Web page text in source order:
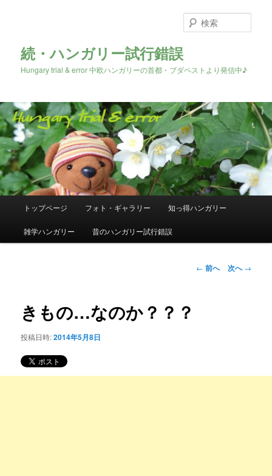
続・ハンガリー試行錯誤
Hungary trial & error 中欧ハンガリーの首都・ブダペストより発信中♪
索
メ
メ
イ
ン
テ
ン
トップページ フォト・ギャラリー 知っ得ハンガリー
雑学ハンガリー 昔のハンガリー試行錯誤
投← 前へ 次へ→
きもの…なのか？？？
投稿日時:2014年5月8日